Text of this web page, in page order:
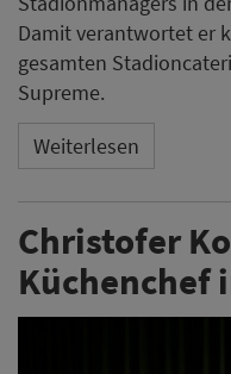
Damit verantwortet er
gesamten
Supreme.
Weiterlesen
Christofer
Küchenchef